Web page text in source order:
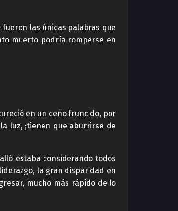
las únicas palabras que
muerto podría romperse en
en un ceño fruncido, por
luz, ¡tienen que aburrirse de
estaba considerando todos
la gran disparidad en
mucho más rápido de lo